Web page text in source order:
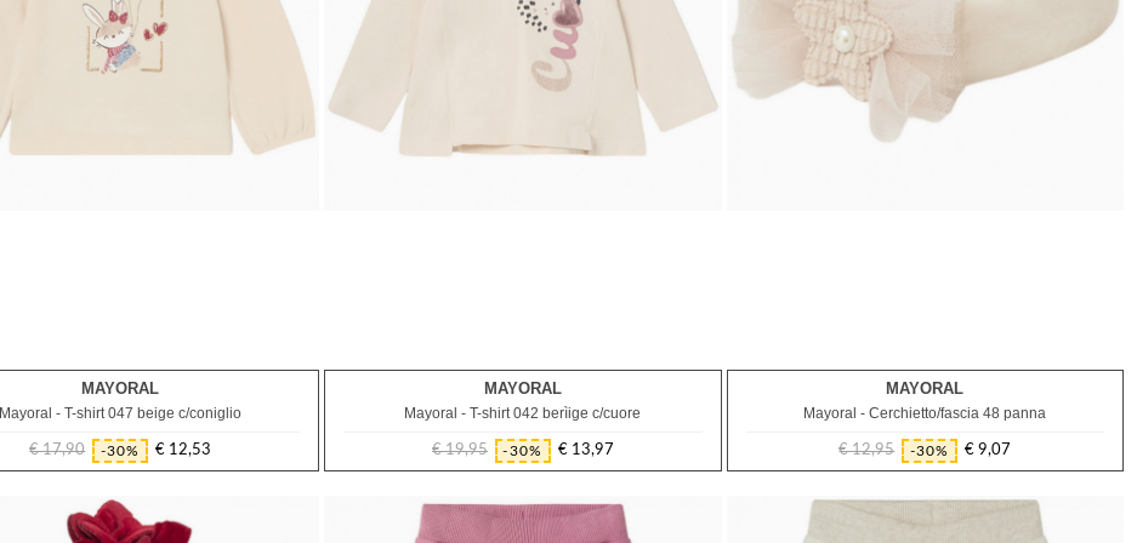
9M 12M
MAYORAL
Mayoral - T-shirt 047 beige c/coniglio
Prezzo
€ 17,90 -30%
Prezzo
€ 12,53
9M
MAYORAL
Mayoral - T-shirt 042 berìige c/cuore
Prezzo
€ 19,95 -30%
Prezzo
€ 13,97
6M
MAYORAL
Mayoral - Cerchietto/fascia 48 panna
Prezzo
€ 12,95 -30%
Prezzo
€ 9,07